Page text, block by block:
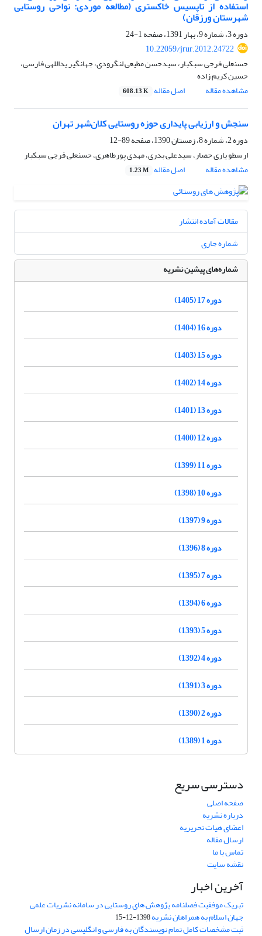
استفاده از تاپسیس خاکستری (مطالعه موردی: نواحی روستایی
شهرستان ورزقان)
دوره 3، شماره 9، بهار 1391، صفحه
1-24
10.22059/jrur.2012.24722
حسنعلی فرجی سبکبار، سیدحسن مطیعی لنگرودی، جهانگیر یداللهی فارسی،
حسین کریم زاده
مشاهده مقاله
اصل مقاله 608.13 K
سنجش و ارزیابی پایداری حوزه روستایی کلان‌شهر تهران
دوره 2، شماره 8، زمستان 1390، صفحه
89-12
ارسطو یاری حصار، سیدعلی بدری، مهدی پورطاهری، حسنعلی فرجی سبکبار
مشاهده مقاله
اصل مقاله 1.23 M
مقالات آماده انتشار
شماره جاری
شماره‌های پیشین نشریه
دوره 17 (1405)
دوره 16 (1404)
دوره 15 (1403)
دوره 14 (1402)
دوره 13 (1401)
دوره 12 (1400)
دوره 11 (1399)
دوره 10 (1398)
دوره 9 (1397)
دوره 8 (1396)
دوره 7 (1395)
دوره 6 (1394)
دوره 5 (1393)
دوره 4 (1392)
دوره 3 (1391)
دوره 2 (1390)
دوره 1 (1389)
دسترسی سریع
صفحه اصلی
درباره نشریه
اعضای هیات تحریریه
ارسال مقاله
تماس با ما
نقشه سایت
آخرین اخبار
تبریک موفقیت فصلنامه پژوهش های روستایی در سامانه نشریات علمی
جهان اسلام به همراهان نشریه1398-12-15
ثبت مشخصات کامل تمام نویسندگان به فارسی و انگلیسی در زمان ارسال